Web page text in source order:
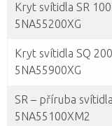
Kryt svítidla SR
5NA55200XG
Kryt svítidla SQ
5NA55900XG
SR – příruba
5NA55100XM2